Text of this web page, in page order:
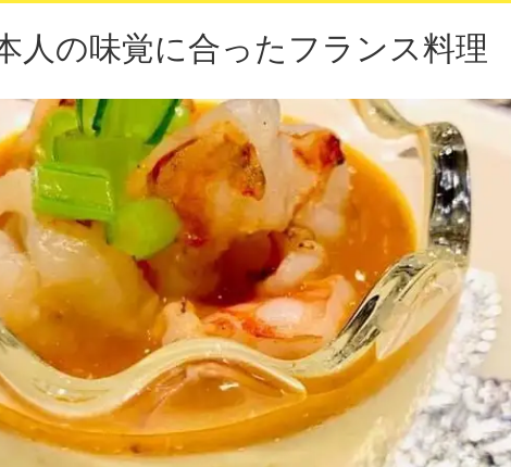
人の味覚に合ったフランス料理